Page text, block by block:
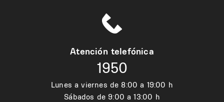
Atención telefónica
1950
Lunes a viernes de 8:00 a 19:00 h
Sábados de 9:00 a 13:00 h